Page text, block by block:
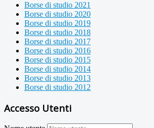
Borse di studio 2021
Borse di studio 2020
Borse di studio 2019
Borse di studio 2018
Borse di studio 2017
Borse di studio 2016
Borse di studio 2015
Borse di studio 2014
Borse di studio 2013
Borse di studio 2012
Accesso Utenti